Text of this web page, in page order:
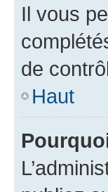
Il vous
de
Haut